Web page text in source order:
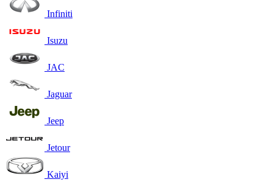
Infiniti
Isuzu
JAC
Jaguar
Jeep
Jetour
Kaiyi